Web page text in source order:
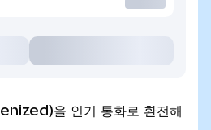
을 인기 통화로 환전해